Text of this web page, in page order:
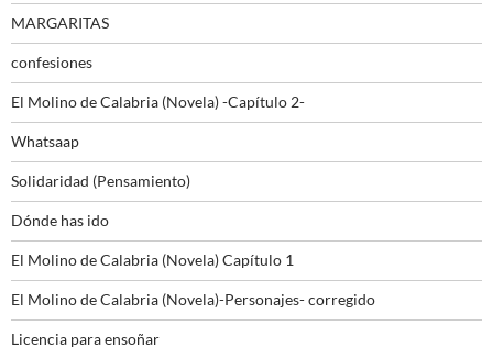
MARGARITAS
confesiones
El Molino de Calabria (Novela) -Capítulo 2-
Whatsaap
Solidaridad (Pensamiento)
Dónde has ido
El Molino de Calabria (Novela) Capítulo 1
El Molino de Calabria (Novela)-Personajes- corregido
Licencia para ensoñar